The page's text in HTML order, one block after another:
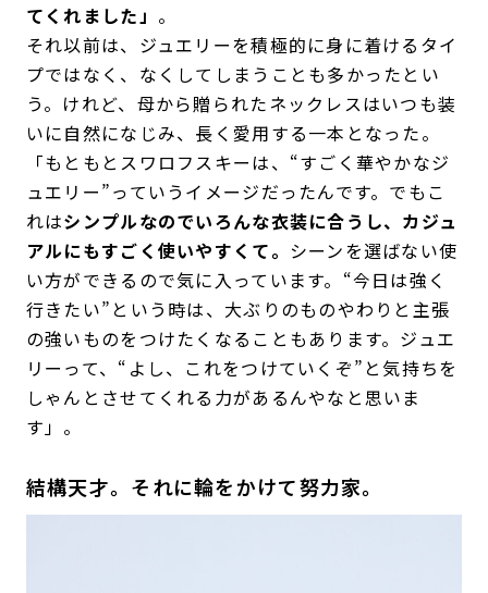
てくれました」 。
それ以前は、ジュエリーを積極的に身に着けるタイ
プではなく、なくしてしまうことも多かったとい
う。けれど、母から贈られたネックレスはいつも装
いに自然になじみ、長く愛用する一本となった。
「もともとスワロフスキーは、“すごく華やかなジ
ュエリー”っていうイメージだったんです。でもこ
れはシンプルなのでいろんな衣装に合うし、カジュ
アルにもすごく使いやすくて。 シーンを選ばない使
い方ができるので気に入っています。“今日は強く
行きたい”という時は、大ぶりのものやわりと主張
の強いものをつけたくなることもあります。ジュエ
リーって、“よし、これをつけていくぞ”と気持ちを
しゃんとさせてくれる力があるんやなと思いま
す」。
結構天才。それに輪をかけて努力家。